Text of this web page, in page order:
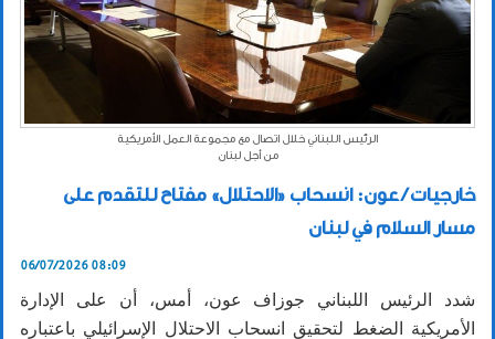
الرئيس اللبناني خلال اتصال مع مجموعة العمل الأمريكية
من أجل لبنان
خارجيات / عون: انسحاب «الاحتلال» مفتاح للتقدم على
مسار السلام في لبنان
06/07/2026 08:09
شدد الرئيس اللبناني جوزاف عون، أمس، أن على الإدارة
الأمريكية الضغط لتحقيق انسحاب الاحتلال الإسرائيلي باعتباره